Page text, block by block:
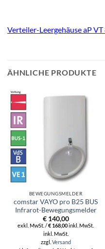
Verteiler-Leergehäuse aP
ÄHNLICHE PRODUKTE
BEWEGUNGSMELDER
comstar VAYO pro B25 BUS
Infrarot-Bewegungsmelder
€140,00
exkl. MwSt. /€ 168,00inkl. MwSt.
inkl. MwSt.
zzgl. Versand